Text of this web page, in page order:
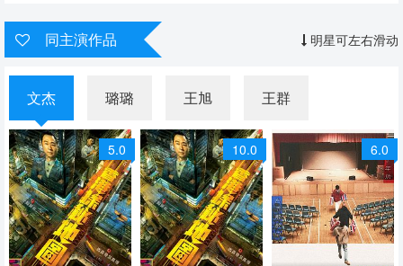
同主演作品 明星可左右滑动
文杰 璐璐 王旭 王群
5.0 10.0 6.0